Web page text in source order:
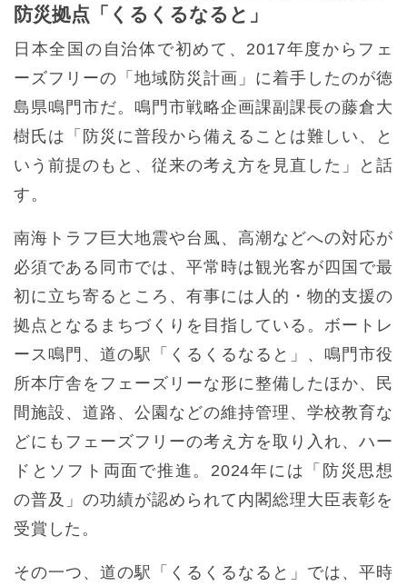
防災拠点「くるくるなると」
日本全国の自治体で初めて、2017年度からフェ
ーズフリーの「地域防災計画」に着手したのが徳
島県鳴門市だ。鳴門市戦略企画課副課長の藤倉大
樹氏は「防災に普段から備えることは難しい、と
いう前提のもと、従来の考え方を見直した」と話
す。
南海トラフ巨大地震や台風、高潮などへの対応が
必須である同市では、平常時は観光客が四国で最
初に立ち寄るところ、有事には人的・物的支援の
拠点となるまちづくりを目指している。ボートレ
ース鳴門、道の駅「くるくるなると」、鳴門市役
所本庁舎をフェーズリーな形に整備したほか、民
間施設、道路、公園などの維持管理、学校教育な
どにもフェーズフリーの考え方を取り入れ、ハー
ドとソフト両面で推進。2024年には「防災思想
の普及」の功績が認められて内閣総理大臣表彰を
受賞した。
その一つ、道の駅「くるくるなると」では、平時